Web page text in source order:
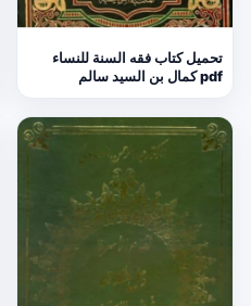
تحميل كتاب فقه السنة للنساء
pdf كمال بن السيد سالم